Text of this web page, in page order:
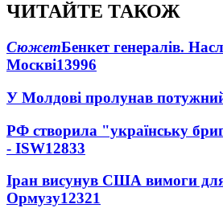
ЧИТАЙТЕ ТАКОЖ
СюжетБенкет генералів.
Москві13996
У Молдові пролунав
РФ створила "українську
- ISW12833
Іран висунув США вимоги
Ормузу12321